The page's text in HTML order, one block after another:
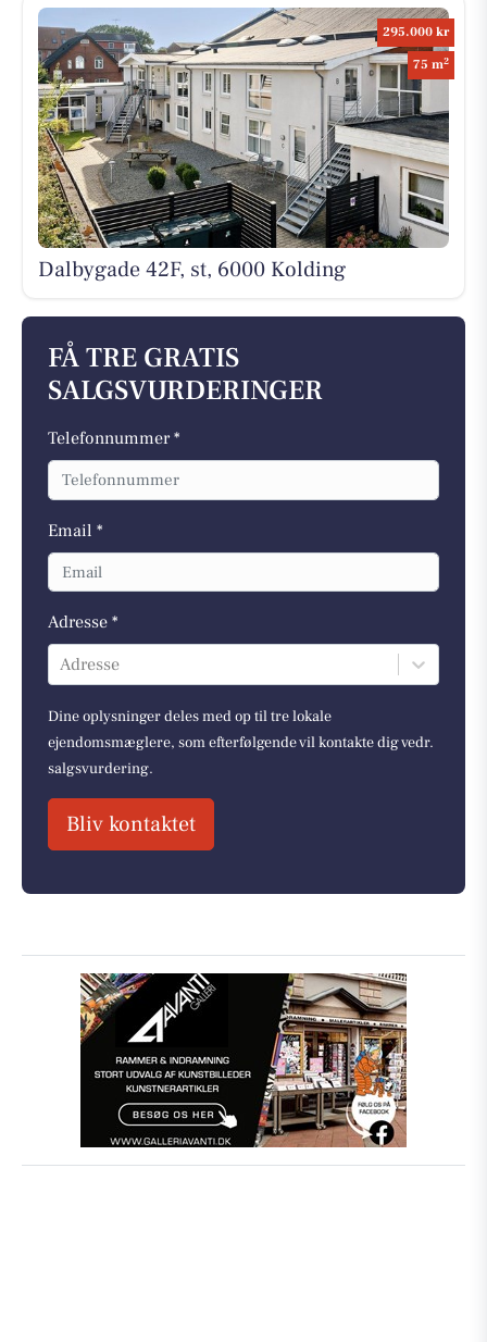
295.000 kr
75 m2
Dalbygade 42F, st, 6000 Kolding
FÅ TRE GRATIS
SALGSVURDERINGER
Telefonnummer *
Email *
Adresse *
Adresse
Dine oplysninger deles med op til tre lokale
ejendomsmæglere, som efterfølgende vil kontakte dig vedr.
salgsvurdering.
Bliv kontaktet